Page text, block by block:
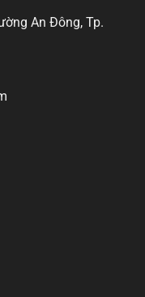
An Đông, Tp.